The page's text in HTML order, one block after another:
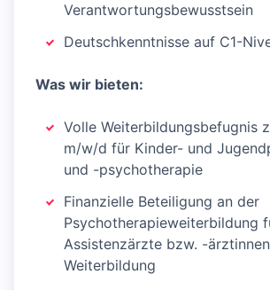
Verantwortungsbewusstsein
Deutschkenntnisse auf C1-
Was wir bieten:
Volle Weiterbildungsbefugnis
m/w/d für Kinder- und
und -psychotherapie
Finanzielle Beteiligung an der
Psychotherapieweiterbildung
Assistenzärzte bzw. -
Weiterbildung